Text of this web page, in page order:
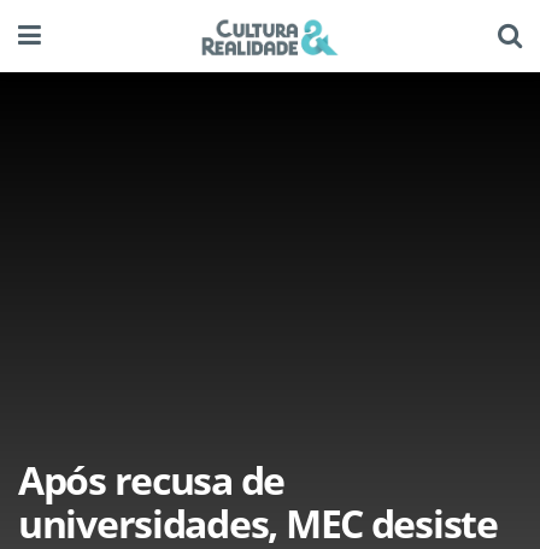
Após recusa de
universidades, MEC desiste